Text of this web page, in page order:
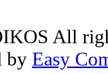
All
by Easy